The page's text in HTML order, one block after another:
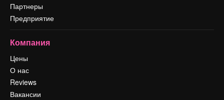
Партнеры
Предприятие
Компания
Цены
О нас
Reviews
Вакансии